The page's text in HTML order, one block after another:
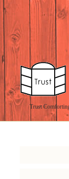
Trust